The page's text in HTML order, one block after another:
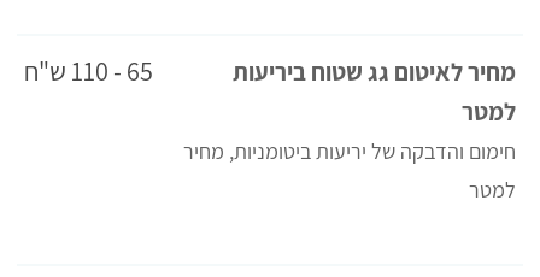
מחיר לאיטום גג שטוח ביריעות
למטר
חימום והדבקה של יריעות ביטומניות, מחיר
למטר
65 - 110 ש"ח